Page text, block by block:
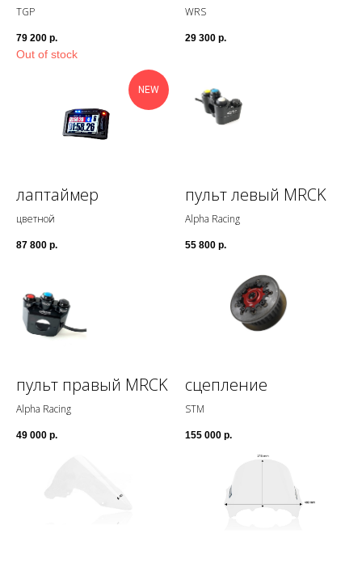
TGP
79 200 р.
Out of stock
WRS
29 300 р.
NEW
лаптаймер
цветной
87 800 р.
пульт левый МRCK
Alpha Racing
55 800 р.
пульт правый МRCK
Alpha Racing
49 000 р.
сцепление
STM
155 000 р.
ПОДПИСЫВАЙТЕСЬ НА НАС В
Подписаться
в Telegram
Написать
письмо
Генеральный спонсор Титульный спонсор
Пользуясь этим сайтом, вы соглашаетесь
с политикой обработки персональных